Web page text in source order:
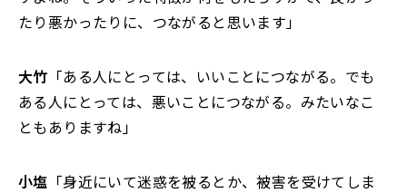
たり悪かったりに、つながると思います」
大竹 「ある人にとっては、いいことにつながる。でも
ある人にとっては、悪いことにつながる。みたいなこ
ともありますね」
小塩 「身近にいて迷惑を被るとか、被害を受けてしま